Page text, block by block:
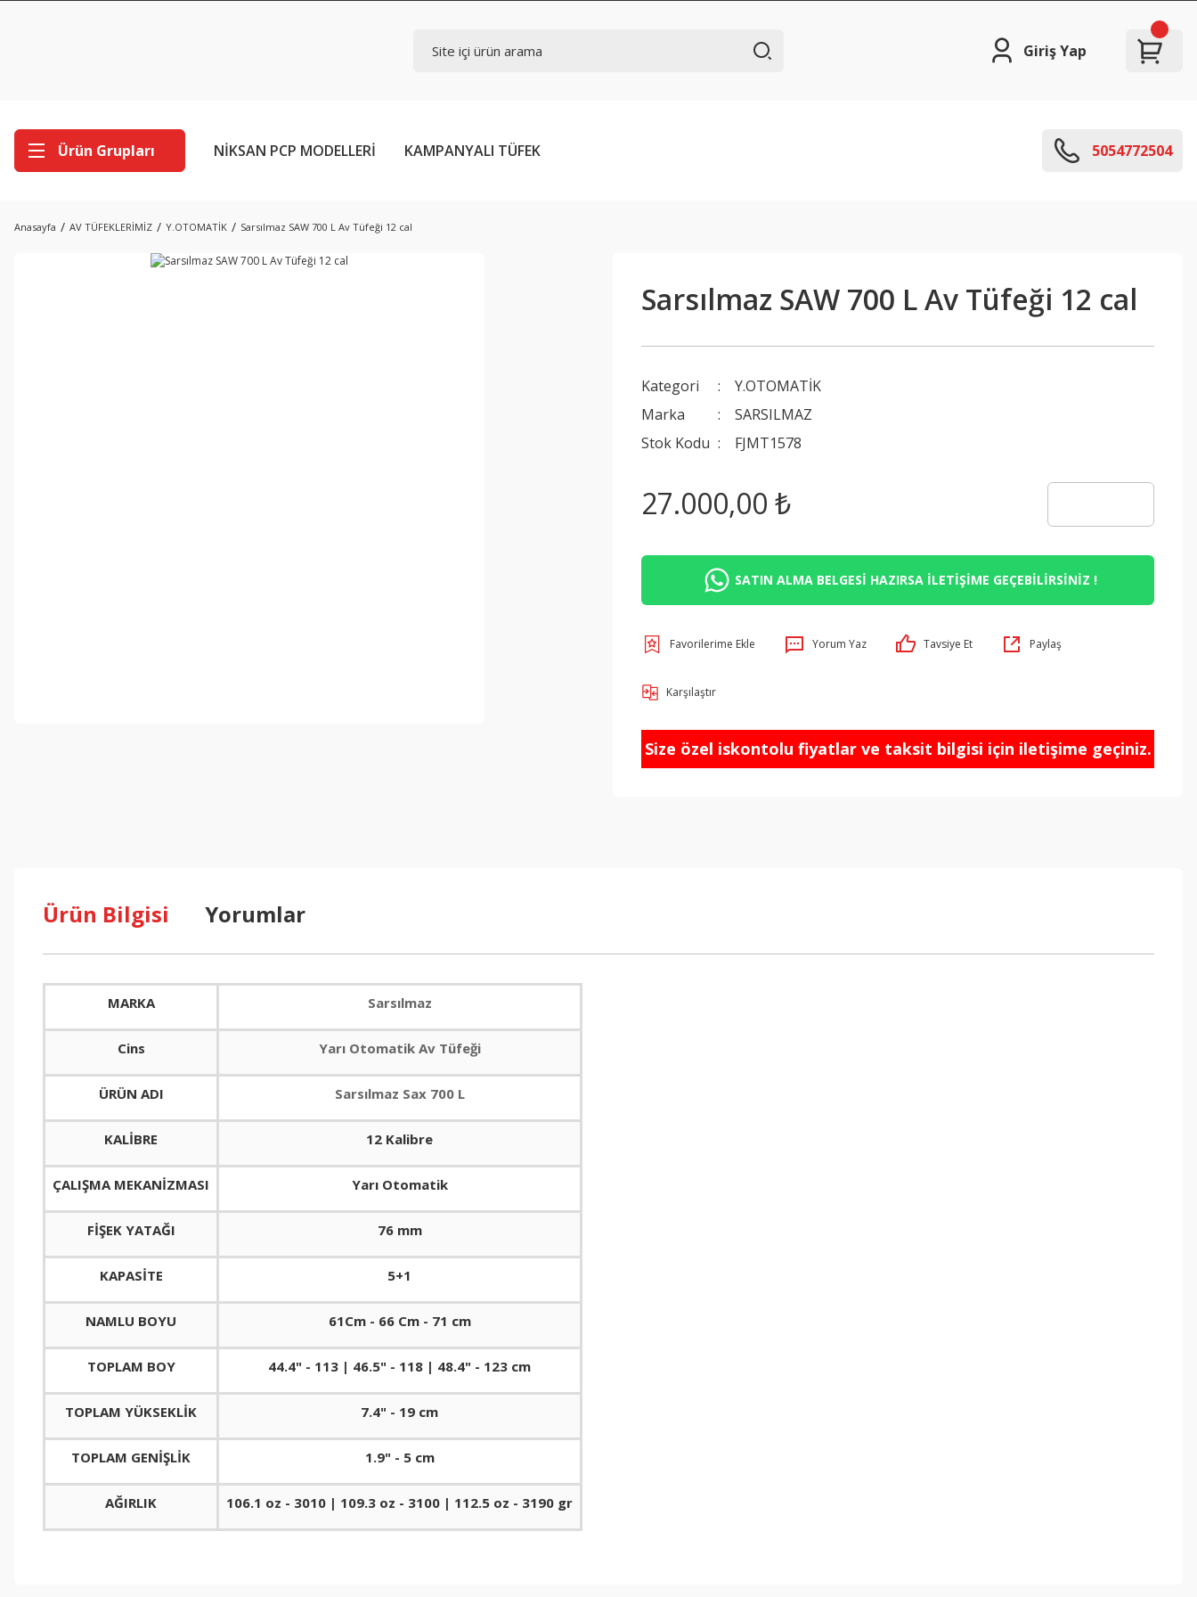
Giriş Yap
Ürün Grupları NİKSAN PCP MODELLERİ KAMPANYALI TÜFEK 5054772504
Anasayfa AV TÜFEKLERİMİZ Y.OTOMATİK Sarsılmaz SAW 700 L Av Tüfeği 12 cal
Sarsılmaz SAW 700 L Av Tüfeği 12 cal
Kategori
Y.OTOMATİK
Marka
SARSILMAZ
Stok Kodu
FJMT1578
27.000,00 ₺
SATIN ALMA BELGESİ HAZIRSA İLETİŞİME GEÇEBİLİRSİNİZ !
Yorum Yaz Tavsiye Et Paylaş
Karşılaştır
Size özel iskontolu fiyatlar ve taksit bilgisi için iletişime geçiniz.
Ürün Bilgisi Yorumlar
MARKA Sarsılmaz
Cins Yarı Otomatik Av Tüfeği
ÜRÜN ADI Sarsılmaz Sax 700 L
KALİBRE 12 Kalibre
ÇALIŞMA MEKANİZMASI Yarı Otomatik
FİŞEK YATAĞI 76 mm
KAPASİTE 5+1
NAMLU BOYU 61Cm - 66 Cm - 71 cm
TOPLAM BOY 44.4" - 113 | 46.5" - 118 | 48.4" - 123 cm
TOPLAM YÜKSEKLİK 7.4" - 19 cm
TOPLAM GENİŞLİK 1.9" - 5 cm
AĞIRLIK 106.1 oz - 3010 | 109.3 oz - 3100 | 112.5 oz - 3190 gr